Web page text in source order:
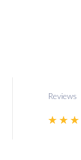
Reviews
☆ ☆ ☆